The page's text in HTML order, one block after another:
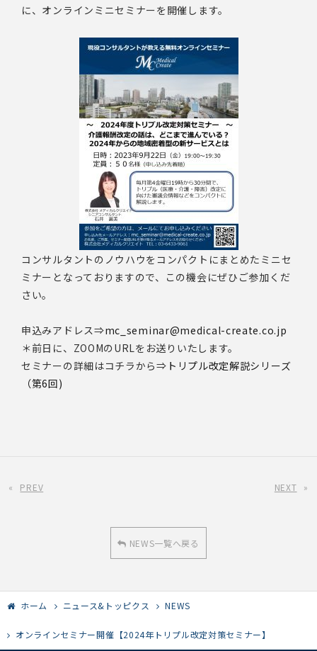
に、オンラインミニセミナーを開催します。
コンサルタントのノウハウをコンパクトにまとめたミニセ
ミナーとなっておりますので、この機会にぜひご参加くだ
さい。
申込みアドレス⇒mc_seminar@medical-create.co.jp
＊前日に、ZOOMのURLをお送りいたします。
セミナーの詳細はコチラから⇒ トリプル改定解説シリーズ
（第6回)
« PREV NEXT »
NEWS一覧へ戻る
ホーム ニュース&トッピクス NEWS
オンラインセミナー開催【2024年トリプル改定対策セミナー】